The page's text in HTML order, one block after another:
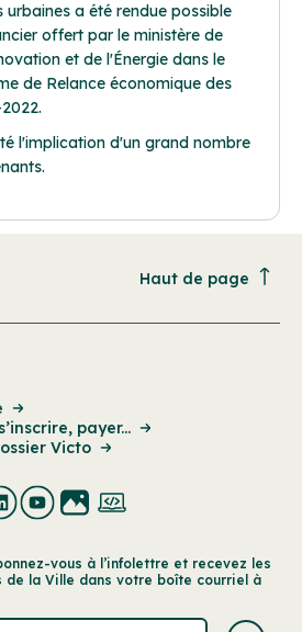
urbaines a été rendue possible
offert par le ministère de
et de l'Énergie dans le
de Relance économique des
.
l'implication d'un grand nombre
Haut de page
payer...
Victo
vous à l’infolettre et recevez les
de la Ville dans votre boîte courriel à